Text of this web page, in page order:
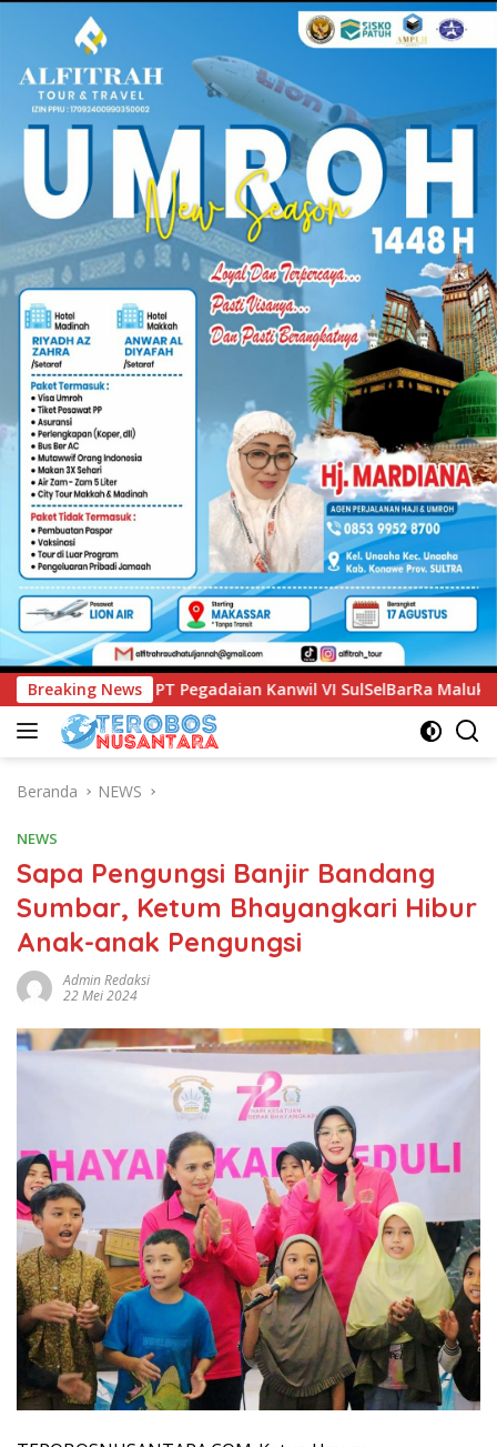
Breaking News
Kanwil VI SulSelBarRa Maluku Luncurkan Program
Beranda NEWS
NEWS
Sapa Pengungsi Banjir Bandang
Sumbar, Ketum Bhayangkari Hibur
Anak-anak Pengungsi
Admin Redaksi
22 Mei 2024